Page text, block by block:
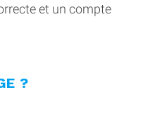
et un compte
?